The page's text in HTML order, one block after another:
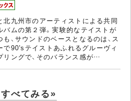
北九州市のアーティストによる共同
バムの第２弾。実験的なテイストが
も、サウンドのベースとなるのは、ス
で90'sテイストあふれるグルーヴィ
リングで、そのバランス感が…
すべてみる»